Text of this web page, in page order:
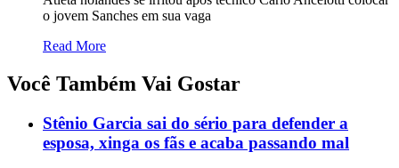
o jovem Sanches em sua vaga
Read More
Você Também Vai Gostar
Stênio Garcia sai do sério para defender a
esposa, xinga os fãs e acaba passando mal